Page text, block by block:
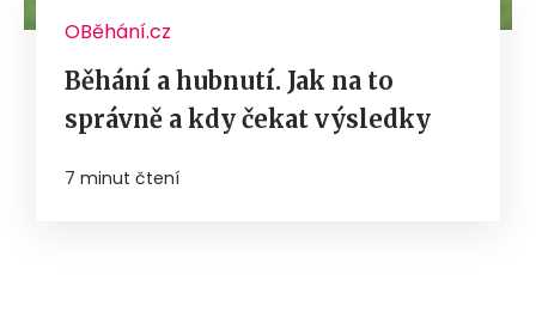
OBěhání.cz
Běhání a hubnutí. Jak na to
správně a kdy čekat výsledky
7 minut čtení